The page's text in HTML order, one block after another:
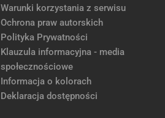
Warunki korzystania z serwisu
Ochrona praw autorskich
Polityka Prywatności
Klauzula informacyjna - media
społecznościowe
Informacja o kolorach
Deklaracja dostępności